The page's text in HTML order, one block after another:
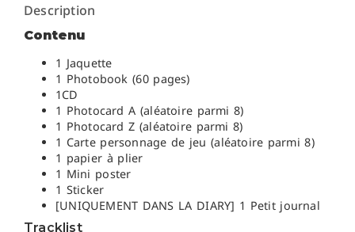
Description
Contenu
1 Jaquette
1 Photobook (60 pages)
1CD
1 Photocard A (aléatoire parmi 8)
1 Photocard Z (aléatoire parmi 8)
1 Carte personnage de jeu (aléatoire parmi 8)
1 papier à plier
1 Mini poster
1 Sticker
[UNIQUEMENT DANS LA DIARY] 1 Petit journal
Tracklist